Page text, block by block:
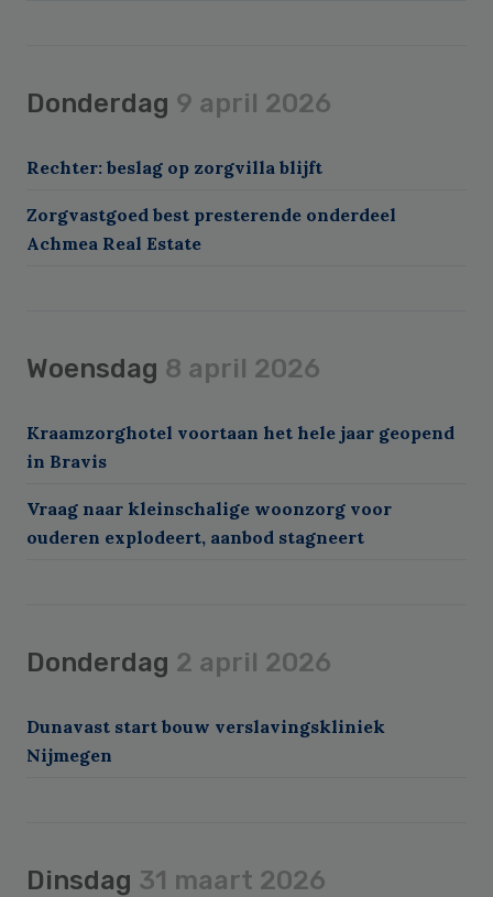
Donderdag 9 april 2026
Rechter: beslag op zorgvilla blijft
Zorgvastgoed best presterende onderdeel
Achmea Real Estate
Woensdag 8 april 2026
Kraamzorghotel voortaan het hele jaar geopend
in Bravis
Vraag naar kleinschalige woonzorg voor
ouderen explodeert, aanbod stagneert
Donderdag 2 april 2026
Dunavast start bouw verslavingskliniek
Nijmegen
Dinsdag 31 maart 2026